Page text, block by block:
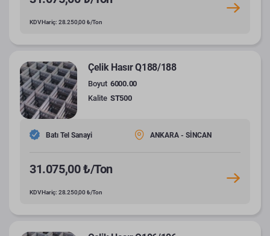
KDV Hariç: 28.250,00 ₺/Ton
Çelik Hasır Q188/188
Boyut 6000.00
Kalite ST500
Batı Tel Sanayi ANKARA - SİNCAN
31.075,00 ₺/Ton
KDV Hariç: 28.250,00 ₺/Ton